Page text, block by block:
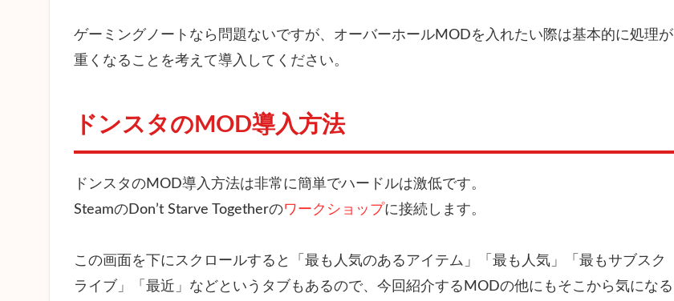
Equip
Slots
Travel
ゲーミングノートなら問題ないですが、オーバーホールMODを入れたい際は基本的に処理が
重くなることを考えて導入してください。
ドンスタのMOD導入方法
ドンスタのMOD導入方法は非常に簡単でハードルは激低です。
SteamのDon’t Starve Togetherのワークショップに接続します。
この画面を下にスクロールすると「最も人気のあるアイテム」「最も人気」「最もサブスク
ライブ」「最近」などというタブもあるので、今回紹介するMODの他にもそこから気になる